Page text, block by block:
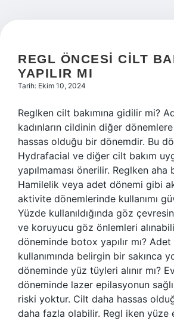
REGL ÖNCESI CILT
YAPILIR MI
Tarih: Ekim 10, 2024
Reglken cilt bakımına gidilir mi?
kadınların cildinin diğer
hassas olduğu bir dönemdir. Bu
Hydrafacial ve diğer cilt bakım
yapılmaması önerilir. Reglken aha
Hamilelik veya adet dönemi gibi
aktivite dönemlerinde kullanımı
Yüzde kullanıldığında göz
ve koruyucu göz önlemleri
döneminde botox yapılır mı?
kullanımında belirgin bir sakınca
döneminde yüz tüyleri alınır mı?
döneminde lazer epilasyonun
riski yoktur. Cilt daha hassas
daha fazla olabilir. Regl iken yüze